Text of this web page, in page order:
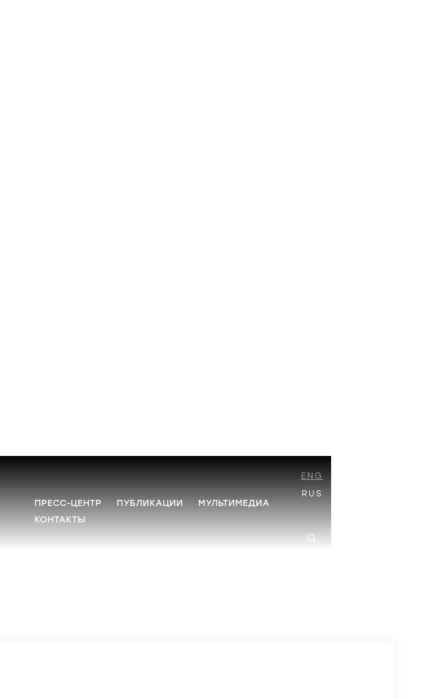
ENG
RUS
ПРЕСС-ЦЕНТР ПУБЛИКАЦИИ
МУЛЬТИМЕДИА
КОНТАКТЫ